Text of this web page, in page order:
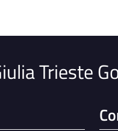
Trieste